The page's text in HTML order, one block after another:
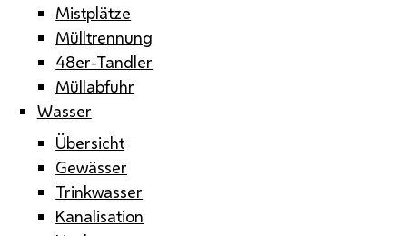
Mistplätze
Mülltrennung
48er-Tandler
Müllabfuhr
Wasser
Übersicht
Gewässer
Trinkwasser
Kanalisation